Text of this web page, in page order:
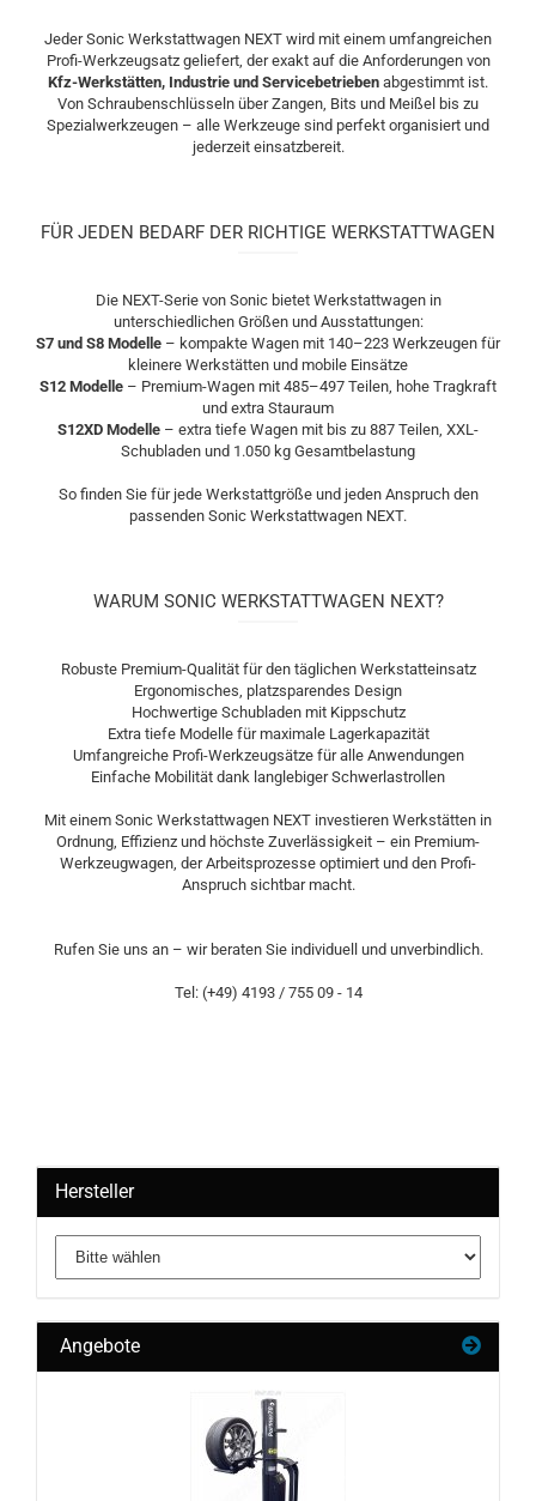
Jeder Sonic Werkstattwagen NEXT wird mit einem umfangreichen
Profi-Werkzeugsatz geliefert, der exakt auf die Anforderungen von
Kfz-Werkstätten, Industrie und Servicebetrieben abgestimmt ist.
Von Schraubenschlüsseln über Zangen, Bits und Meißel bis zu
Spezialwerkzeugen – alle Werkzeuge sind perfekt organisiert und
jederzeit einsatzbereit.
FÜR JEDEN BEDARF DER RICHTIGE WERKSTATTWAGEN
Die NEXT-Serie von Sonic bietet Werkstattwagen in
unterschiedlichen Größen und Ausstattungen:
S7 und S8 Modelle – kompakte Wagen mit 140–223 Werkzeugen für
kleinere Werkstätten und mobile Einsätze
S12 Modelle – Premium-Wagen mit 485–497 Teilen, hohe Tragkraft
und extra Stauraum
S12XD Modelle – extra tiefe Wagen mit bis zu 887 Teilen, XXL-
Schubladen und 1.050 kg Gesamtbelastung
So finden Sie für jede Werkstattgröße und jeden Anspruch den
passenden Sonic Werkstattwagen NEXT.
WARUM SONIC WERKSTATTWAGEN NEXT?
Robuste Premium-Qualität für den täglichen Werkstatteinsatz
Ergonomisches, platzsparendes Design
Hochwertige Schubladen mit Kippschutz
Extra tiefe Modelle für maximale Lagerkapazität
Umfangreiche Profi-Werkzeugsätze für alle Anwendungen
Einfache Mobilität dank langlebiger Schwerlastrollen
Mit einem Sonic Werkstattwagen NEXT investieren Werkstätten in
Ordnung, Effizienz und höchste Zuverlässigkeit – ein Premium-
Werkzeugwagen, der Arbeitsprozesse optimiert und den Profi-
Anspruch sichtbar macht.
Rufen Sie uns an – wir beraten Sie individuell und unverbindlich.
Tel: (+49) 4193 / 755 09 - 14
Hersteller
Angebote